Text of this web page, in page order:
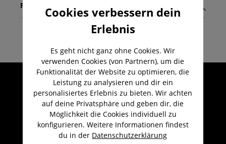
Pflegehinweise
Umfangreicher Kundenservice
Kauf auf Rechnung
Kostenloser Versand ab 29,-€
Lieferzeit 1-3 Werktage
30 Tage kostenlose Retoure
Cookies verbessern dein
Erlebnis
Es geht nicht ganz ohne Cookies. Wir
verwenden Cookies (von Partnern), um die
Funktionalität der Website zu optimieren, die
Leistung zu analysieren und dir ein
personalisiertes Erlebnis zu bieten. Wir achten
auf deine Privatsphäre und geben dir, die
Möglichkeit die Cookies individuell zu
konfigurieren. Weitere Informationen findest
du in der Datenschutzerklärung